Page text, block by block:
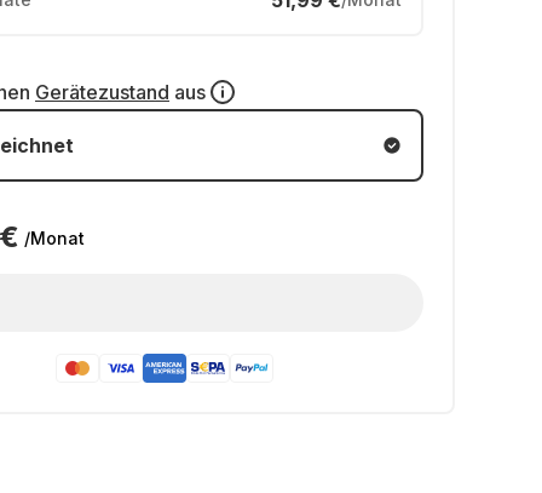
Gerätezustand aus
/Monat